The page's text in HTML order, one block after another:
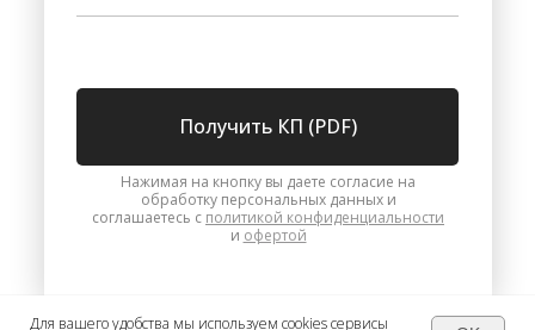
Получить КП (PDF)
Нажимая на кнопку вы даете согласие на
обработку персональных данных и
соглашаетесь с политикой конфиденциальности
и офертой
Для вашего удобства мы используем cookies сервисы